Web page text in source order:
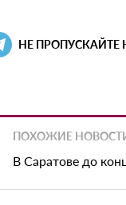
НЕ
ПОХОЖИЕ
В Саратове до